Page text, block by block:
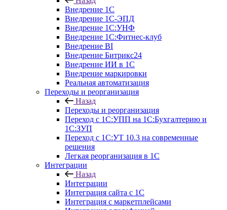
Внедрение 1С
Внедрение 1С-ЭПД
Внедрение 1С:УНФ
Внедрение 1С:Фитнес-клуб
Внедрение BI
Внедрение Битрикс24
Внедрение ИИ в 1С
Внедрение маркировки
Реальная автоматизация
Переходы и реорганизация
Назад
Переходы и реорганизация
Переход с 1С:УПП на 1С:Бухгалтерию и
1С:ЗУП
Переход с 1С:УТ 10.3 на современные
решения
Легкая реорганизация в 1С
Интеграции
Назад
Интеграции
Интеграция сайта с 1С
Интеграция с маркетплейсами